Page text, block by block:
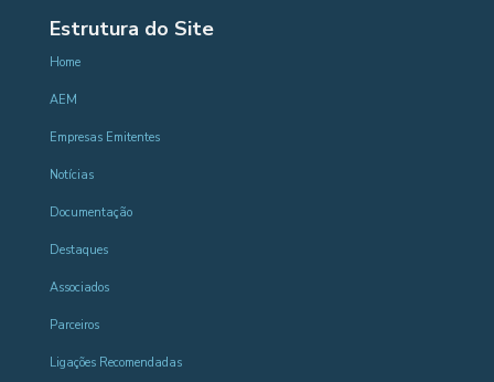
Estrutura do Site
Home
AEM
Empresas Emitentes
Notícias
Documentação
Destaques
Associados
Parceiros
Ligações Recomendadas